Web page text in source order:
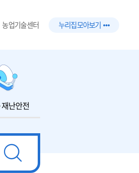
농업기술센터 누리집 모아보기
난안전